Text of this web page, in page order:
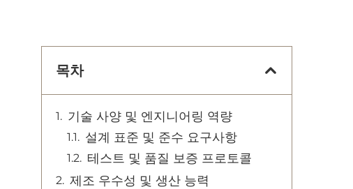
목차
기술 사양 및 엔지니어링 역량
설계 표준 및 준수 요구사항
테스트 및 품질 보증 프로토콜
제조 우수성 및 생산 능력